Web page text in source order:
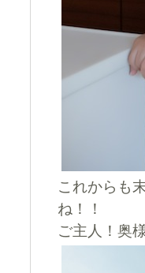
これからも
ね！！
ご主人！奥